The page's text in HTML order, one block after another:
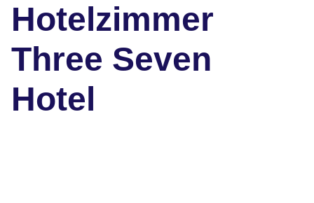
Hotelzimmer
Three Seven
Hotel